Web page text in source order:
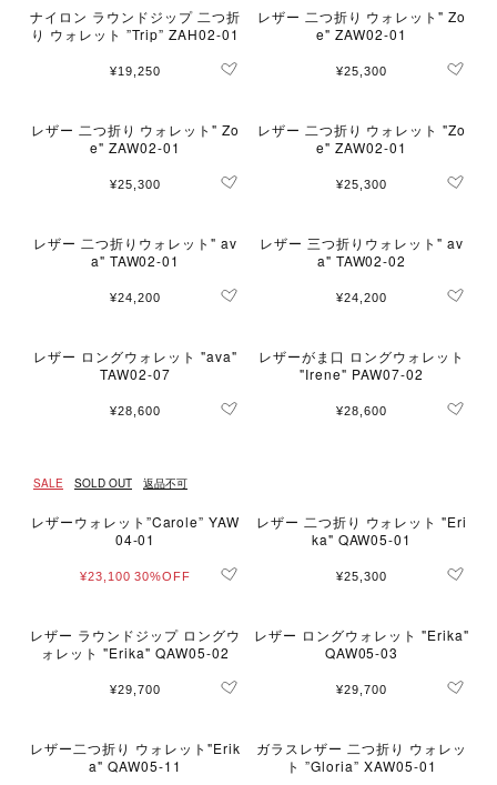
ナイロン ラウンドジップ 二つ折
り ウォレット ”Trip” ZAH02-01
¥19,250
レザー 二つ折り ウォレット" Zo
e" ZAW02-01
¥25,300
レザー 二つ折り ウォレット" Zo
e" ZAW02-01
¥25,300
レザー 二つ折り ウォレット "Zo
e" ZAW02-01
¥25,300
レザー 二つ折りウォレット" av
a" TAW02-01
¥24,200
レザー 三つ折りウォレット" av
a" TAW02-02
¥24,200
レザー ロングウォレット "ava"
TAW02-07
¥28,600
レザーがま口 ロングウォレット
"Irene" PAW07-02
¥28,600
SALE SOLD OUT 返品不可
レザーウォレット”Carole” YAW
04-01
¥23,100 30%OFF
レザー 二つ折り ウォレット "Eri
ka" QAW05-01
¥25,300
レザー ラウンドジップ ロングウ
ォレット "Erika" QAW05-02
¥29,700
レザー ロングウォレット "Erika"
QAW05-03
¥29,700
レザー二つ折り ウォレット"Erik
a" QAW05-11
ガラスレザー 二つ折り ウォレッ
ト ”Gloria” XAW05-01